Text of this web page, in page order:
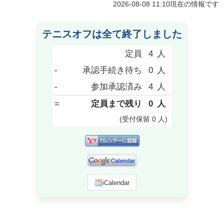
2026-08-08 11:10現在の情報です
テニスオフは全て終了しました
定員 4 人
-
承認手続き待ち 0 人
-
参加承認済み 4 人
=
定員まで残り 0 人
(受付保留 0 人)
iCalendar